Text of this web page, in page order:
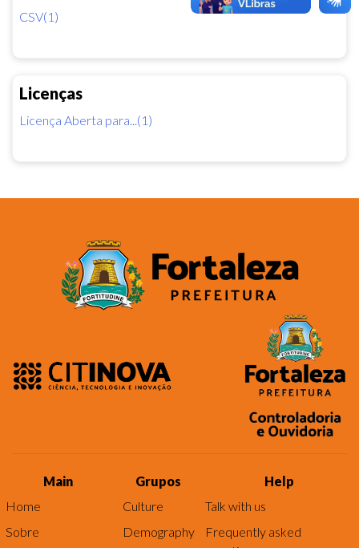
CSV(1)
Licenças
Licença Aberta para...(1)
Main
Home
Sobre
Grupos
Culture
Demography
Help
Talk with us
Frequently asked